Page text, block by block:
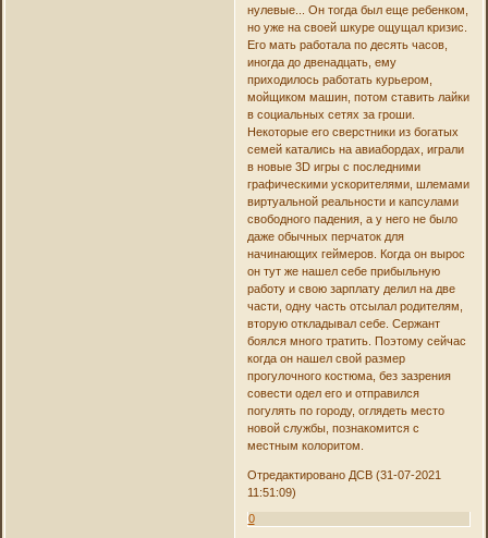
нулевые... Он тогда был еще ребенком,
но уже на своей шкуре ощущал кризис.
Его мать работала по десять часов,
иногда до двенадцать, ему
приходилось работать курьером,
мойщиком машин, потом ставить лайки
в социальных сетях за гроши.
Некоторые его сверстники из богатых
семей катались на авиабордах, играли
в новые 3D игры с последними
графическими ускорителями, шлемами
виртуальной реальности и капсулами
свободного падения, а у него не было
даже обычных перчаток для
начинающих геймеров. Когда он вырос
он тут же нашел себе прибыльную
работу и свою зарплату делил на две
части, одну часть отсылал родителям,
вторую откладывал себе. Сержант
боялся много тратить. Поэтому сейчас
когда он нашел свой размер
прогулочного костюма, без зазрения
совести одел его и отправился
погулять по городу, оглядеть место
новой службы, познакомится с
местным колоритом.
Отредактировано ДСВ (31-07-2021
11:51:09)
0